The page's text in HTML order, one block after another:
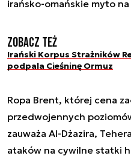
irańsko-omańskie myto
Zobacz też
Irański Korpus Strażników
podpala Cieśninę Ormuz
Ropa Brent, której cena
przedwojennych
zauważa Al-Dżazira,
ataków na cywilne statki